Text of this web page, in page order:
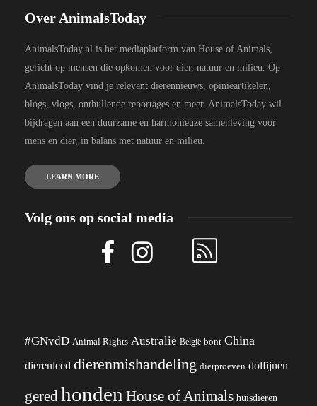
Over AnimalsToday
AnimalsToday.nl is het mediaplatform van House of Animals,
gericht op mensen die opkomen voor dier, natuur en milieu. Op
AnimalsToday vind je relevant dierennieuws, opinieartikelen,
blogs, vlogs, onthullende reportages en meer. AnimalsToday wil
bijdragen aan een duurzame en harmonieuze samenleving voor
mens en dier, in balans met natuur en milieu.
LEARN MORE
Volg ons op social media
#GNvdD Animal Rights Australië België bont China
dierenleed dierenmishandeling dierproeven dolfijnen
geredhonden House of Animals huisdieren